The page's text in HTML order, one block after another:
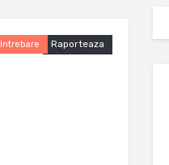
Raporteaza
Intrebare